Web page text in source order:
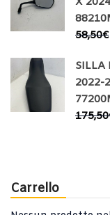
58,50€
SILLA
2022-
175,50
Carrello